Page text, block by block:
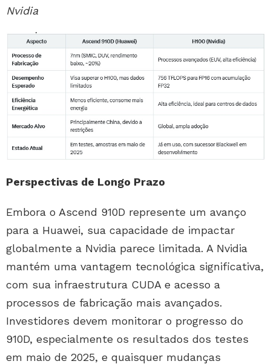
Nvidia
Perspectivas de Longo Prazo
Embora o Ascend 910D represente um avanço
para a Huawei, sua capacidade de impactar
globalmente a Nvidia parece limitada. A Nvidia
mantém uma vantagem tecnológica significativa,
com sua infraestrutura CUDA e acesso a
processos de fabricação mais avançados.
Investidores devem monitorar o progresso do
910D, especialmente os resultados dos testes
em maio de 2025, e quaisquer mudanças